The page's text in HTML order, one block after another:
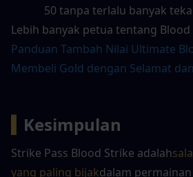
50 tanpa terlalu banyak
Lebih banyak petua tentang
Panduan Tambah Nilai Ultimate
Membeli Gold dengan Selamat
Kesimpulan
Strike Pass Blood Strike adalah
yang paling bijakdalam